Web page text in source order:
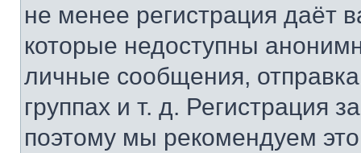
не менее регистрация даёт
которые недоступны
личные сообщения,
группах и т. д. Регистрация
поэтому мы рекомендуем